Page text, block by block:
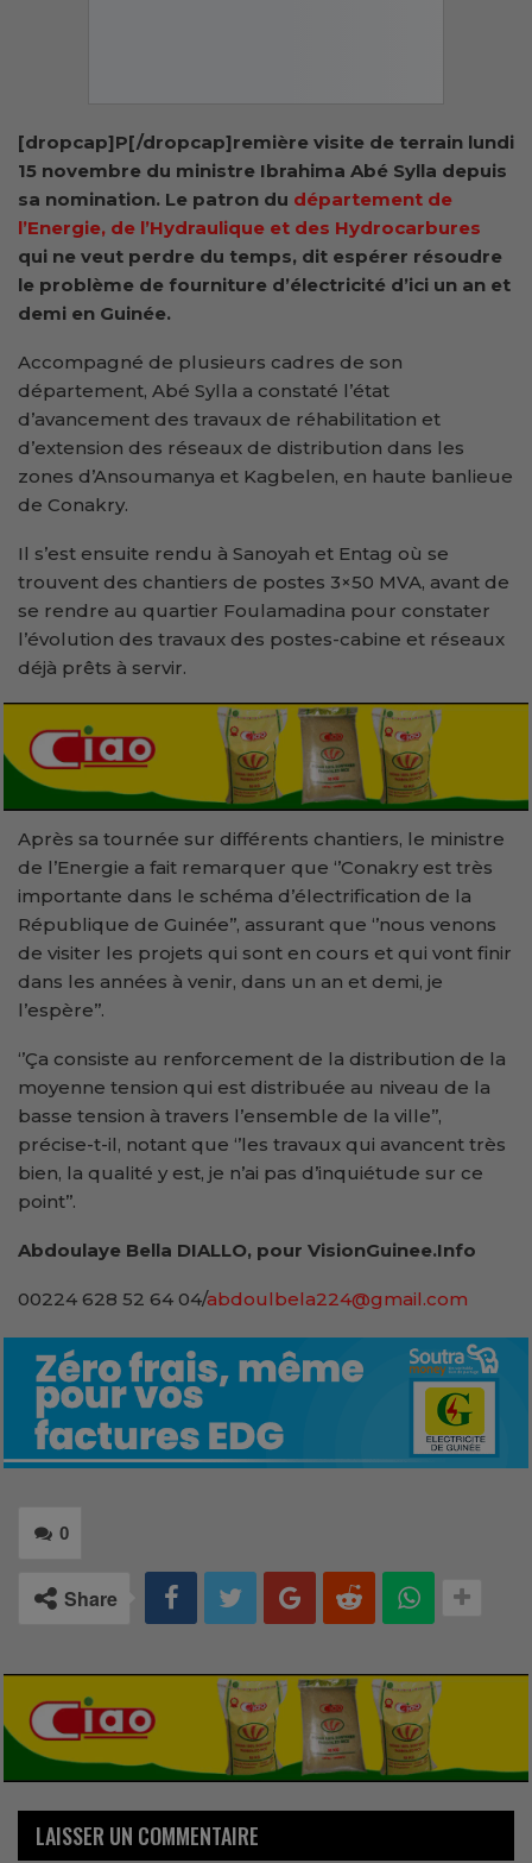
[dropcap]P[/dropcap]remière visite de terrain lundi
15 novembre du ministre Ibrahima Abé Sylla depuis
sa nomination. Le patron du département de
l’Energie, de l’Hydraulique et des Hydrocarbures
qui ne veut perdre du temps, dit espérer résoudre
le problème de fourniture d’électricité d’ici un an et
demi en Guinée.
Accompagné de plusieurs cadres de son
département, Abé Sylla a constaté l’état
d’avancement des travaux de réhabilitation et
d’extension des réseaux de distribution dans les
zones d’Ansoumanya et Kagbelen, en haute banlieue
de Conakry.
Il s’est ensuite rendu à Sanoyah et Entag où se
trouvent des chantiers de postes 3×50 MVA, avant de
se rendre au quartier Foulamadina pour constater
l’évolution des travaux des postes-cabine et réseaux
déjà prêts à servir.
Après sa tournée sur différents chantiers, le ministre
de l’Energie a fait remarquer que ‘’Conakry est très
importante dans le schéma d’électrification de la
République de Guinée’’, assurant que ‘’nous venons
de visiter les projets qui sont en cours et qui vont finir
dans les années à venir, dans un an et demi, je
l’espère’’.
‘’Ça consiste au renforcement de la distribution de la
moyenne tension qui est distribuée au niveau de la
basse tension à travers l’ensemble de la ville’’,
précise-t-il, notant que ‘’les travaux qui avancent très
bien, la qualité y est, je n’ai pas d’inquiétude sur ce
point’’.
Abdoulaye Bella DIALLO, pour VisionGuinee.Info
00224 628 52 64 04/abdoulbela224@gmail.com
0
Share
LAISSER UN COMMENTAIRE